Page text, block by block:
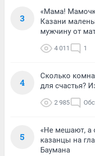
3
«Мама!
Казани
мужчину от
4 011 1
4
Сколько
для счастья?
2 985
5
«Не мешают, а
казанцы на
Баумана